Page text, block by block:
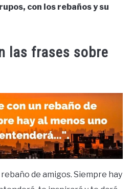
con los rebaños y su
las frases sobre
de amigos. Siempre hay